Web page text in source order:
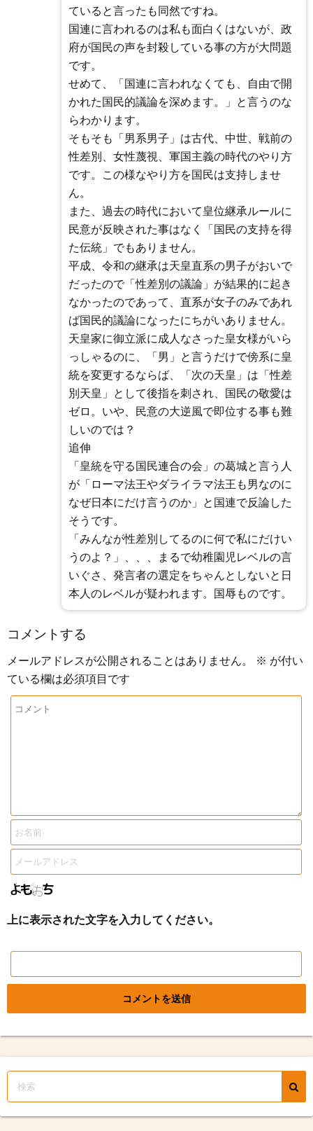
ていると言ったも同然ですね。
国連に言われるのは私も面白くはないが、政
府が国民の声を封殺している事の方が大問題
です。
せめて、「国連に言われなくても、自由で開
かれた国民的議論を深めます。」と言うのな
らわかります。
そもそも「男系男子」は古代、中世、戦前の
性差別、女性蔑視、軍国主義の時代のやり方
です。この様なやり方を国民は支持しませ
ん。
また、過去の時代において皇位継承ルールに
民意が反映された事はなく「国民の支持を得
た伝統」でもありません。
平成、令和の継承は天皇直系の男子がおいで
だったので「性差別の議論」が結果的に起き
なかったのであって、直系が女子のみであれ
ば国民的議論になったにちがいありません。
天皇家に御立派に成人なさった皇女様がいら
っしゃるのに、「男」と言うだけで傍系に皇
統を変更するならば、「次の天皇」は「性差
別天皇」として後指を刺され、国民の敬愛は
ゼロ。いや、民意の大逆風で即位する事も難
しいのでは？
追伸
「皇統を守る国民連合の会」の葛城と言う人
が「ローマ法王やダライラマ法王も男なのに
なぜ日本にだけ言うのか」と国連で反論した
そうです。
「みんなが性差別してるのに何で私にだけい
うのよ？」、、、まるで幼稚園児レベルの言
いぐさ、発言者の選定をちゃんとしないと日
本人のレベルが疑われます。国辱ものです。
コメントする
メールアドレスが公開されることはありません。 ※ が付い
ている欄は必須項目です
上に表示された文字を入力してください。